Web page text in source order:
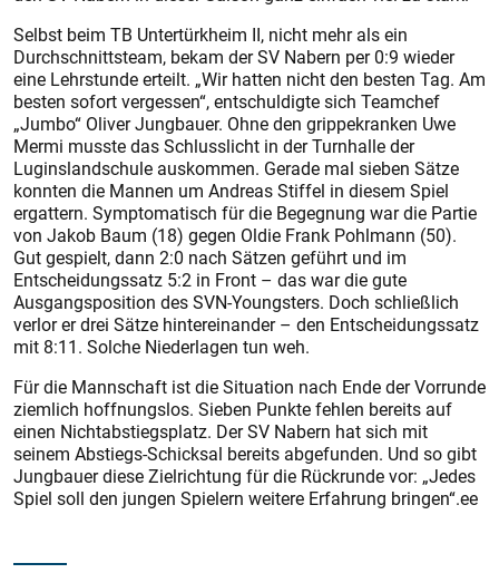
Selbst beim TB Untertürkheim II, nicht mehr als ein
Durchschnittsteam, bekam der SV Nabern per 0:9 wieder
eine Lehrstunde erteilt. „Wir hatten nicht den besten Tag. Am
besten sofort vergessen“, entschuldigte sich Teamchef
„Jumbo“ Oliver Jungbauer. Ohne den grippekranken Uwe
Mermi musste das Schlusslicht in der Turnhalle der
Luginslandschule auskommen. Gerade mal sieben Sätze
konnten die Mannen um And­reas Stiffel in diesem Spiel
ergattern. Symptomatisch für die Begegnung war die Partie
von Jakob Baum (18) gegen Oldie Frank Pohlmann (50).
Gut gespielt, dann 2:0 nach Sätzen geführt und im
Entscheidungssatz 5:2 in Front – das war die gute
Ausgangsposition des SVN-Youngsters. Doch schließlich
verlor er drei Sätze hintereinander – den Entscheidungssatz
mit 8:11. Solche Niederlagen tun weh.
Für die Mannschaft ist die Situation nach Ende der Vorrunde
ziemlich hoffnungslos. Sieben Punkte fehlen bereits auf
einen Nichtabstiegsplatz. Der SV Nabern hat sich mit
seinem Abstiegs-Schicksal bereits abgefunden. Und so gibt
Jungbauer diese Zielrichtung für die Rückrunde vor: „Jedes
Spiel soll den jungen Spielern weitere Erfahrung bringen“.ee